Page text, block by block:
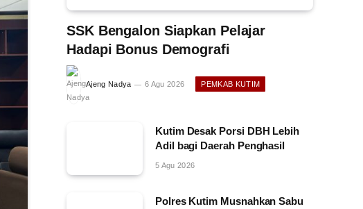
SSK Bengalon Siapkan Pelajar
Hadapi Bonus Demografi
Ajeng Nadya 6 Agu 2026 PEMKAB KUTIM
Kutim Desak Porsi DBH Lebih
Adil bagi Daerah Penghasil
5 Agu 2026
Polres Kutim Musnahkan Sabu